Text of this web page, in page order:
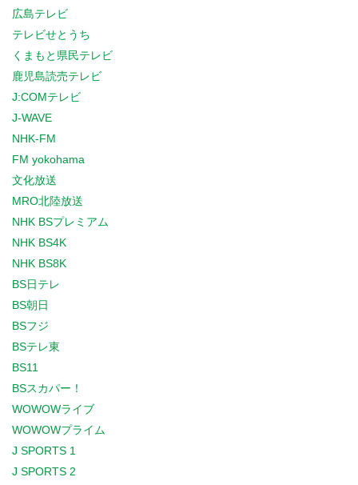
広島テレビ
テレビせとうち
くまもと県民テレビ
鹿児島読売テレビ
J:COMテレビ
J-WAVE
NHK-FM
FM yokohama
文化放送
MRO北陸放送
NHK BSプレミアム
NHK BS4K
NHK BS8K
BS日テレ
BS朝日
BSフジ
BSテレ東
BS11
BSスカパー！
WOWOWライブ
WOWOWプライム
J SPORTS 1
J SPORTS 2